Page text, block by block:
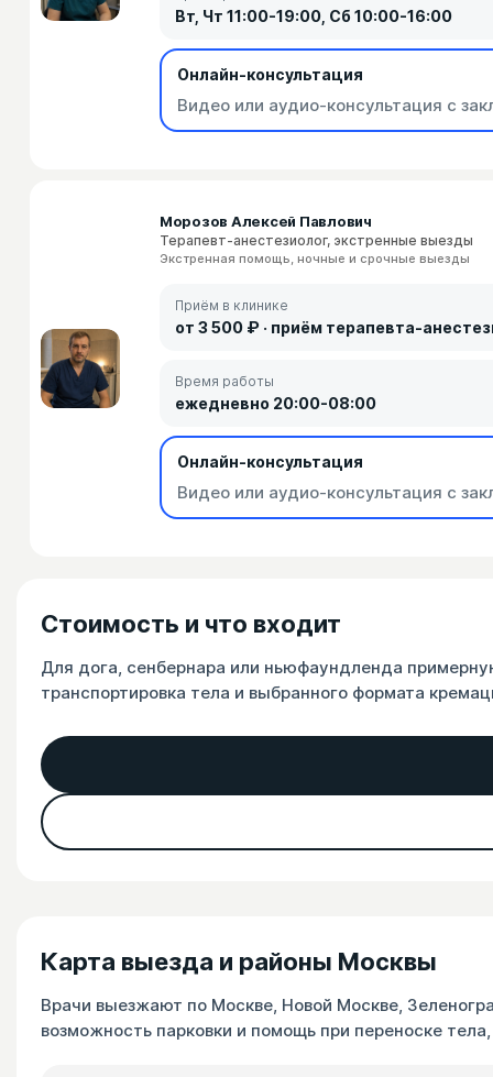
Вт, Чт 11:00-19:00, Сб 10:00-16:00
Онлайн-консультация
Видео или аудио-консультация с
Морозов Алексей Павлович
Терапевт-анестезиолог, экстренные выезды
Экстренная помощь, ночные и срочные выезды
Приём в клинике
от 3 500 ₽ · приём терапевта-
Время работы
ежедневно 20:00-08:00
Онлайн-консультация
Видео или аудио-консультация с
Стоимость и что входит
Для дога, сенбернара или ньюфаундленда
транспортировка тела и выбранного формата
Карта выезда и районы Москвы
Врачи выезжают по Москве, Новой Москве,
возможность парковки и помощь при переноске